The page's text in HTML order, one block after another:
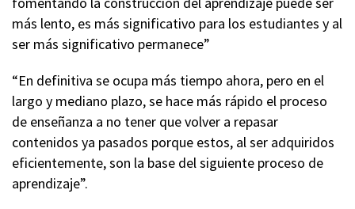
más lento, es más significativo para los estudiantes y al
ser más significativo permanece”
“En definitiva se ocupa más tiempo ahora, pero en el
largo y mediano plazo, se hace más rápido el proceso
de enseñanza a no tener que volver a repasar
contenidos ya pasados porque estos, al ser adquiridos
eficientemente, son la base del siguiente proceso de
aprendizaje”.